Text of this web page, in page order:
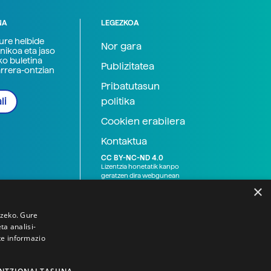
helbide
eta jaso
buletina
ontzian
LEGEZKOA
Nor gara
Publizitatea
Pribatutasun
politika
Cookien erabilera
Kontaktua
CC BY-NC-ND 4.0
Lizentzia honetatik kanpo
geratzen dira webgunean
×
Gure
analisi-
informazio